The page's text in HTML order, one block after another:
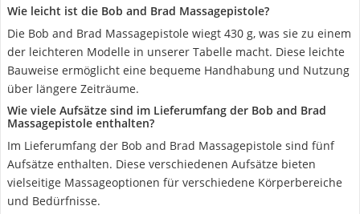
Wie leicht ist die Bob and Brad Massagepistole?
Die Bob and Brad Massagepistole wiegt 430 g, was sie zu einem
der leichteren Modelle in unserer Tabelle macht. Diese leichte
Bauweise ermöglicht eine bequeme Handhabung und Nutzung
über längere Zeiträume.
Wie viele Aufsätze sind im Lieferumfang der Bob and Brad
Massagepistole enthalten?
Im Lieferumfang der Bob and Brad Massagepistole sind fünf
Aufsätze enthalten. Diese verschiedenen Aufsätze bieten
vielseitige Massageoptionen für verschiedene Körperbereiche
und Bedürfnisse.